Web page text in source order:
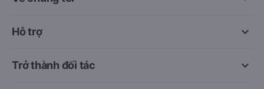
keyboard_arrow_down
Hỗ trợ
keyboard_arrow_down
Trở thành đối tác